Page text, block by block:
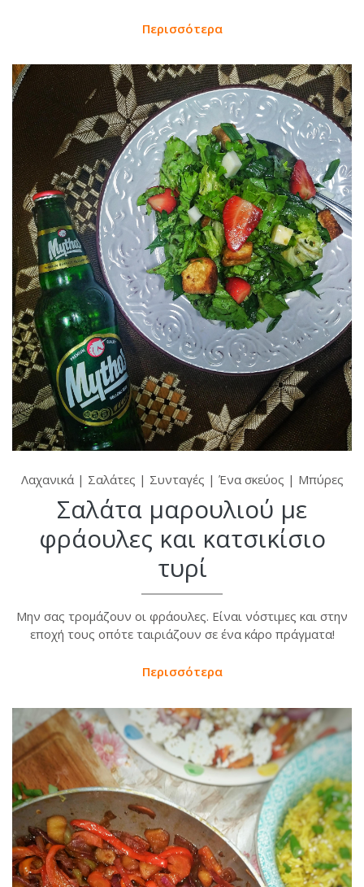
Περισσότερα
Λαχανικά| Σαλάτες | Συνταγές | Ένα σκεύος | Μπύρες
Σαλάτα μαρουλιού με
φράουλες και κατσικίσιο
τυρί
Μην σας τρομάζουν οι φράουλες. Είναι νόστιμες και στην
εποχή τους οπότε ταιριάζουν σε ένα κάρο πράγματα!
Περισσότερα